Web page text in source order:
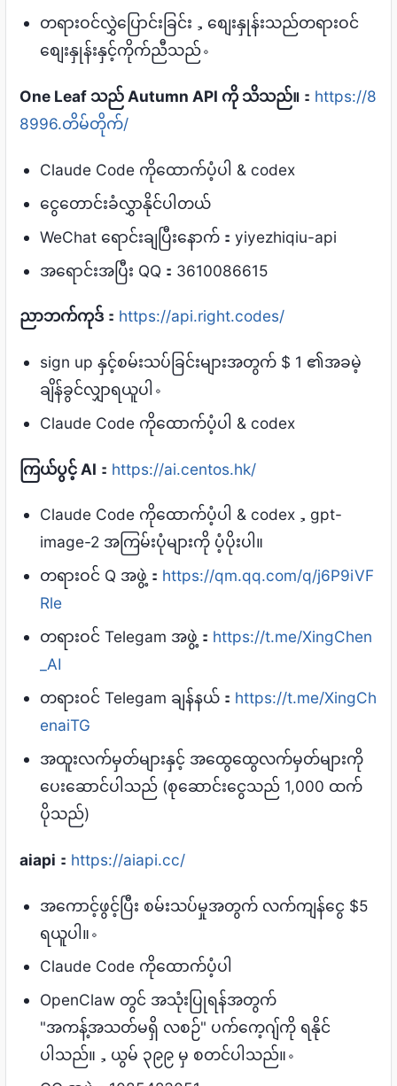
တရားဝင်လွှဲပြောင်းခြင်း，စျေးနှုန်းသည်တရားဝင်
စျေးနှုန်းနှင့်ကိုက်ညီသည်。
One Leaf သည် Autumn API ကို သိသည်။： https://8
8996.တိမ်တိုက်/
Claude Code ကိုထောက်ပံ့ပါ & codex
ငွေတောင်းခံလွှာနိုင်ပါတယ်
WeChat ရောင်းချပြီးနောက်：yiyezhiqiu-api
အရောင်းအပြီး QQ：3610086615
ညာဘက်ကုဒ်： https://api.right.codes/
sign up နှင့်စမ်းသပ်ခြင်းများအတွက် $ 1 ၏အခမဲ့
ချိန်ခွင်လျှာရယူပါ。
Claude Code ကိုထောက်ပံ့ပါ & codex
ကြယ်ပွင့် AI ： https://ai.centos.hk/
Claude Code ကိုထောက်ပံ့ပါ & codex，gpt-
image-2 အကြမ်းပုံများကို ပံ့ပိုးပါ။
တရားဝင် Q အဖွဲ့： https://qm.qq.com/q/j6P9iVF
Rle
တရားဝင် Telegam အဖွဲ့： https://t.me/XingChen
_AI
တရားဝင် Telegam ချန်နယ်： https://t.me/XingCh
enaiTG
အထူးလက်မှတ်များနှင့် အထွေထွေလက်မှတ်များကို
ပေးဆောင်ပါသည် (စုဆောင်းငွေသည် 1,000 ထက်
ပိုသည်)
aiapi ： https://aiapi.cc/
အကောင့်ဖွင့်ပြီး စမ်းသပ်မှုအတွက် လက်ကျန်ငွေ $5
ရယူပါ။。
Claude Code ကိုထောက်ပံ့ပါ
OpenClaw တွင် အသုံးပြုရန်အတွက်
"အကန့်အသတ်မရှိ လစဉ်" ပက်ကေ့ဂျ်ကို ရနိုင်
ပါသည်။，ယွမ် ၃၉၉ မှ စတင်ပါသည်။。